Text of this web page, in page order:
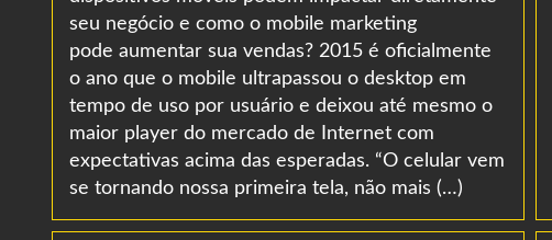
seu negócio e como o mobile marketing
pode aumentar sua vendas? 2015 é oficialmente
o ano que o mobile ultrapassou o desktop em
tempo de uso por usuário e deixou até mesmo o
maior player do mercado de Internet com
expectativas acima das esperadas. “O celular vem
se tornando nossa primeira tela, não mais (…)